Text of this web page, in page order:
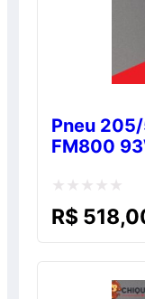
Pneu
FM800
Avaliação
R$